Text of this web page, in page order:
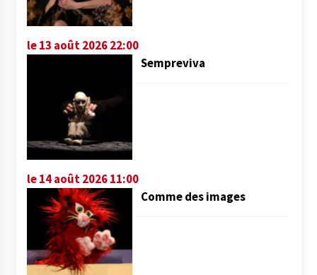
le 13 août 2026 22:00
Sempreviva
le 14 août 2026 11:00
Comme des images